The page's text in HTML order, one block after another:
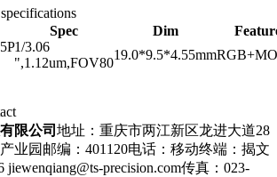
Spec Dim
1/3.06
",1.12um,FOV80
19.0*9.5*4.55mm
限公司 地址： 重庆市两江新区龙进大道28
业园 邮编： 401120电话： 移动终端：揭文
jiewenqiang@ts-precision.com传真： 023-